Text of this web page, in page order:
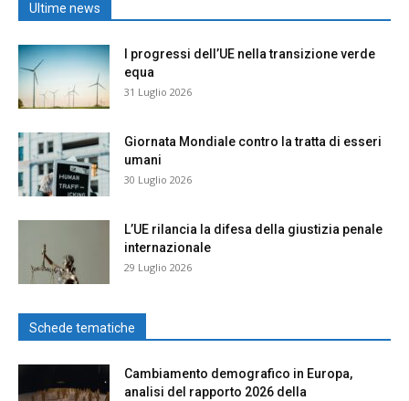
Ultime news
I progressi dell’UE nella transizione verde
equa
31 Luglio 2026
Giornata Mondiale contro la tratta di esseri
umani
30 Luglio 2026
L’UE rilancia la difesa della giustizia penale
internazionale
29 Luglio 2026
Schede tematiche
Cambiamento demografico in Europa,
analisi del rapporto 2026 della